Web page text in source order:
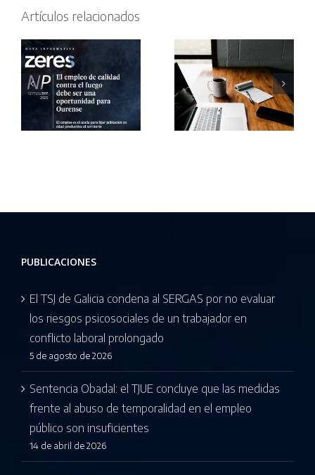
Artículos relacionados
paridad: Un
error en su
deja
desprotegidos
a los
Registro
retributivo
y
protección
PUBLICACIONES
El TSJ de Galicia condena al SERGAS por no evaluar
los riesgos psicosociales de un trabajador en
conflicto laboral prolongado
5 de agosto de 2026
Sentencia Obadal: el TJUE concluye que las medidas
frente al abuso de temporalidad en el empleo
público son insuficientes
14 de abril de 2026